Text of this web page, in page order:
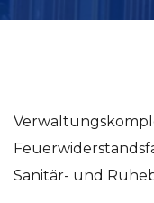
Sanitär- und